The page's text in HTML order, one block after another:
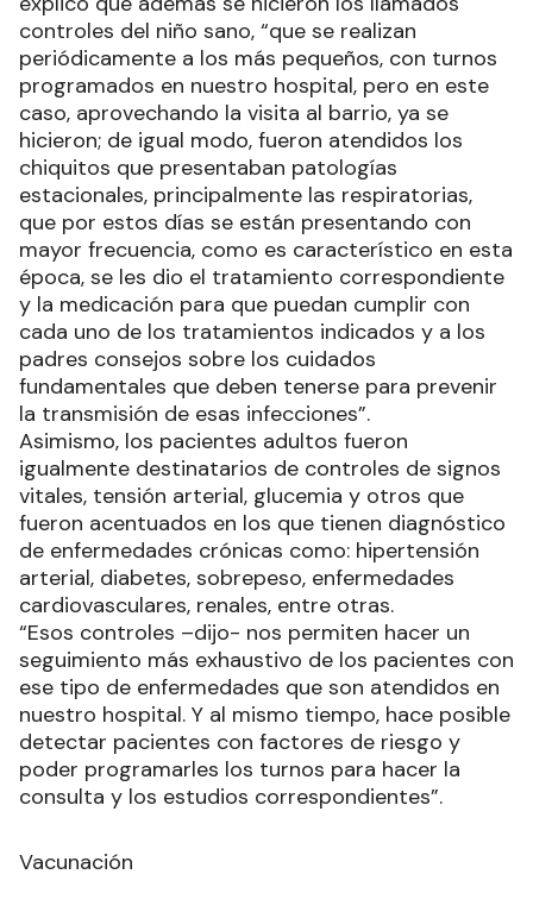
controles del niño sano, “que se realizan
periódicamente a los más pequeños, con turnos
programados en nuestro hospital, pero en este
caso, aprovechando la visita al barrio, ya se
hicieron; de igual modo, fueron atendidos los
chiquitos que presentaban patologías
estacionales, principalmente las respiratorias,
que por estos días se están presentando con
mayor frecuencia, como es característico en esta
época, se les dio el tratamiento correspondiente
y la medicación para que puedan cumplir con
cada uno de los tratamientos indicados y a los
padres consejos sobre los cuidados
fundamentales que deben tenerse para prevenir
la transmisión de esas infecciones”.
Asimismo, los pacientes adultos fueron
igualmente destinatarios de controles de signos
vitales, tensión arterial, glucemia y otros que
fueron acentuados en los que tienen diagnóstico
de enfermedades crónicas como: hipertensión
arterial, diabetes, sobrepeso, enfermedades
cardiovasculares, renales, entre otras.
“Esos controles –dijo- nos permiten hacer un
seguimiento más exhaustivo de los pacientes con
ese tipo de enfermedades que son atendidos en
nuestro hospital. Y al mismo tiempo, hace posible
detectar pacientes con factores de riesgo y
poder programarles los turnos para hacer la
consulta y los estudios correspondientes”.
Vacunación